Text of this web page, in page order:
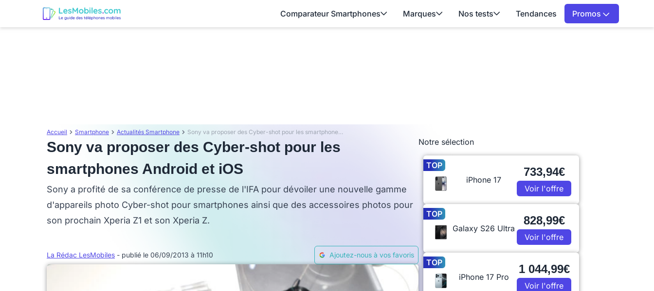
Comparateur Smartphones Marques Nos tests Tendances Promos
Accueil Smartphone Actualités Smartphone Sony va proposer des Cyber-shot pour les smartphones Android et iOS
Sony va proposer des Cyber-shot pour les
smartphones Android et iOS
Sony a profité de sa conférence de presse de l'IFA pour dévoiler une nouvelle gamme
d'appareils photo Cyber-shot pour smartphones ainsi que des accessoires photos pour
son prochain Xperia Z1 et son Xperia Z.
La Rédac LesMobiles - publié le 06/09/2013 à 11h10 Ajoutez-nous à vos favoris
Notre sélection
TOP
iPhone 17
733,94€
Voir l'offre
TOP
Galaxy S26 Ultra
828,99€
Voir l'offre
TOP
iPhone 17 Pro
1 044,99€
Voir l'offre